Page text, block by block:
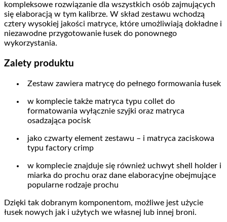
kompleksowe rozwiązanie dla wszystkich osób zajmujących
się elaboracją w tym kalibrze. W skład zestawu wchodzą
cztery wysokiej jakości matryce, które umożliwiają dokładne i
niezawodne przygotowanie łusek do ponownego
wykorzystania.
Zalety produktu
Zestaw zawiera matrycę do pełnego formowania łusek
w komplecie także matryca typu collet do
formatowania wyłącznie szyjki oraz matryca
osadzająca pocisk
jako czwarty element zestawu – i matryca zaciskowa
typu factory crimp
w komplecie znajduje się również uchwyt shell holder i
miarka do prochu oraz dane elaboracyjne obejmujące
popularne rodzaje prochu​
Dzięki tak dobranym komponentom, możliwe jest użycie
łusek nowych jak i użytych we własnej lub innej broni.